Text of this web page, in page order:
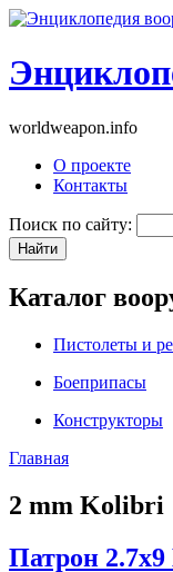
worldweapon.info
О проекте
Контакты
Поиск по сайту:
Каталог
Пистолеты и
Боеприпасы
Конструкторы
Главная
2 mm Kolibri
Патрон